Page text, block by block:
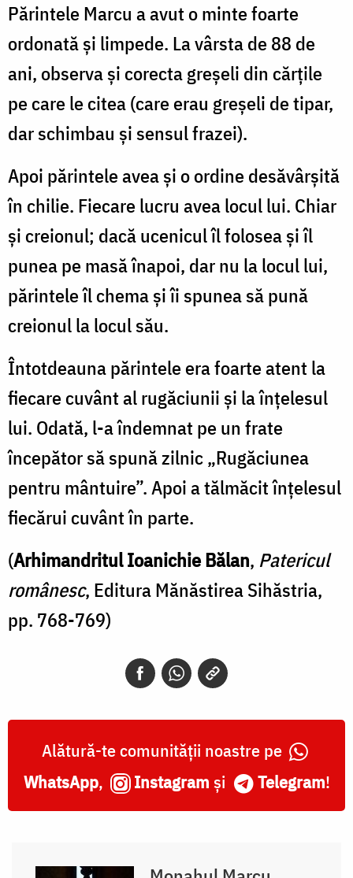
Părintele Marcu a avut o minte foarte
ordonată şi limpede. La vârsta de 88 de
ani, observa şi corecta greşeli din cărţile
pe care le citea (care erau greşeli de tipar,
dar schimbau şi sensul frazei).
Apoi părintele avea şi o ordine desăvârşită
în chilie. Fiecare lucru avea locul lui. Chiar
şi creionul; dacă ucenicul îl folosea şi îl
punea pe masă înapoi, dar nu la locul lui,
părintele îl chema şi îi spunea să pună
creionul la locul său.
Întotdeauna părintele era foarte atent la
fiecare cuvânt al rugăciunii şi la înţelesul
lui. Odată, l-a îndemnat pe un frate
începător să spună zilnic „Rugăciunea
pentru mântuire”. Apoi a tălmăcit înţelesul
fiecărui cuvânt în parte.
(Arhimandritul Ioanichie Bălan, Patericul
românesc, Editura Mănăstirea Sihăstria,
pp. 768-769)
Alătură-te comunității noastre pe
WhatsApp, Instagram și Telegram!